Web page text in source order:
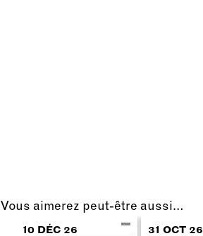
Vous aimerez peut-être aussi…
10 DÉC 26 HUMOUR 31 OCT 26